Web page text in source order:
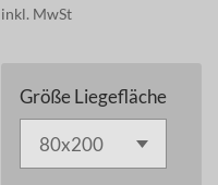
inkl. MwSt
Größe Liegefläche